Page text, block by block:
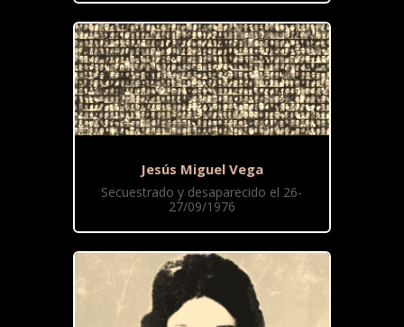
Jesús Miguel Vega
Secuestrado y desaparecido el 26-
27/09/1976